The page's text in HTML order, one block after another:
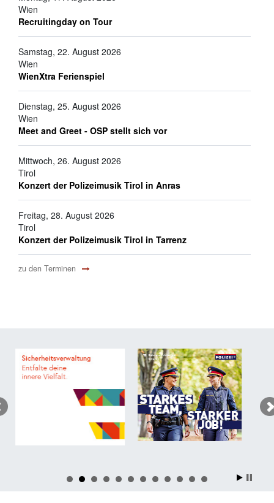
Wien
Recruitingday on Tour
Samstag, 22. August 2026
Wien
WienXtra Ferienspiel
Dienstag, 25. August 2026
Wien
Meet and Greet - OSP stellt sich vor
Mittwoch, 26. August 2026
Tirol
Konzert der Polizeimusik Tirol in Anras
Freitag, 28. August 2026
Tirol
Konzert der Polizeimusik Tirol in Tarrenz
zu den Terminen